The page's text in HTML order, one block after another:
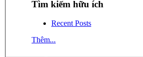
Tìm kiếm hữu ích
Recent Posts
Thêm...